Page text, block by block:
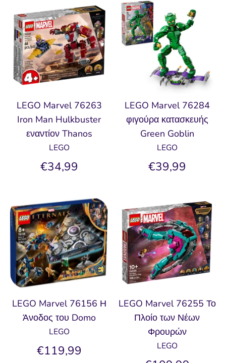
LEGO Marvel 76263
Iron Man Hulkbuster
εναντίον Thanos
LEGO
€34,99
LEGO Marvel 76284
φιγούρα κατασκευής
Green Goblin
LEGO
€39,99
LEGO Marvel 76156 Η
Άνοδος του Domo
LEGO
€119,99
LEGO Marvel 76255 Το
Πλοίο των Νέων
Φρουρών
LEGO